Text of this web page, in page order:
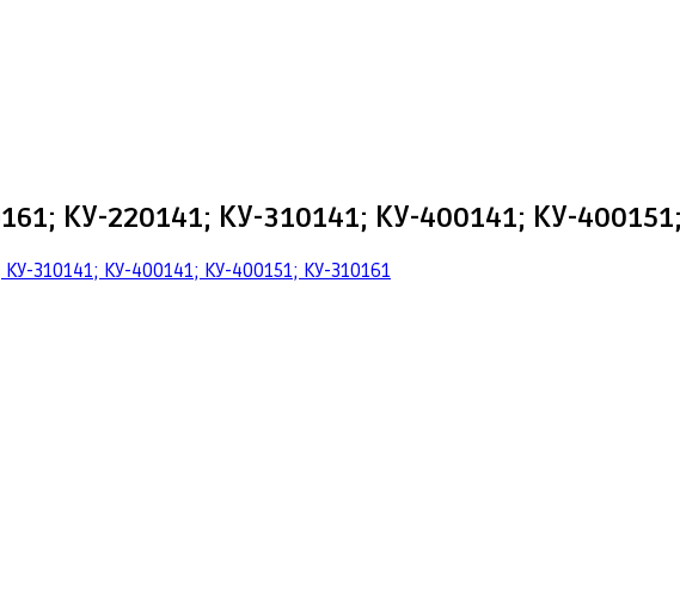
КУ-220141; КУ-310141; КУ-400141; КУ-